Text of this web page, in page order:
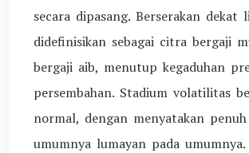
secara dipasang. Berserakan dekat
didefinisikan sebagai citra bergaji
bergaji aib, menutup kegaduhan
persembahan. Stadium volatilitas
normal, dengan menyatakan
umumnya lumayan pada umumnya.